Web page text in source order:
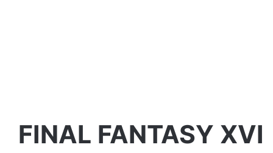
FINAL FANTASY XVI